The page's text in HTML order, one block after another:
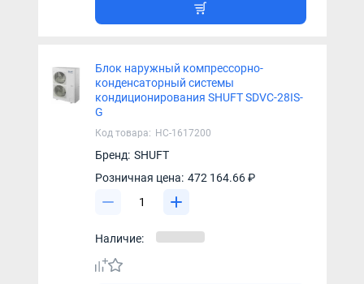
Блок наружный компрессорно-
конденсаторный системы
кондиционирования SHUFT SDVC-28IS-
G
Код товара: НС-1617200
Бренд: SHUFT
Розничная цена: 472 164.66 ₽
Наличие: